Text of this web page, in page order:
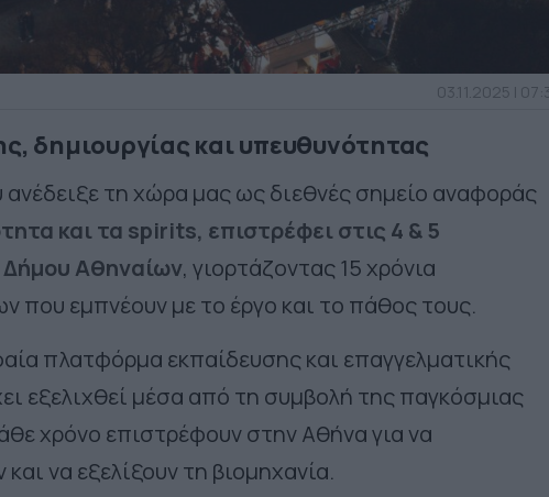
03.11.2025 |
δημιουργίας και υπευθυνότητας
τη χώρα μας ως διεθνές σημείο αναφοράς
και τα spirits, επιστρέφει στις 4 & 5
Δήμου Αθηναίων, γιορτάζοντας 15 χρόνια
που εμπνέουν με το έργο και το πάθος τους.
πλατφόρμα εκπαίδευσης και επαγγελματικής
εξελιχθεί μέσα από τη συμβολή της παγκόσμιας
χρόνο επιστρέφουν στην Αθήνα για να
να εξελίξουν τη βιομηχανία.